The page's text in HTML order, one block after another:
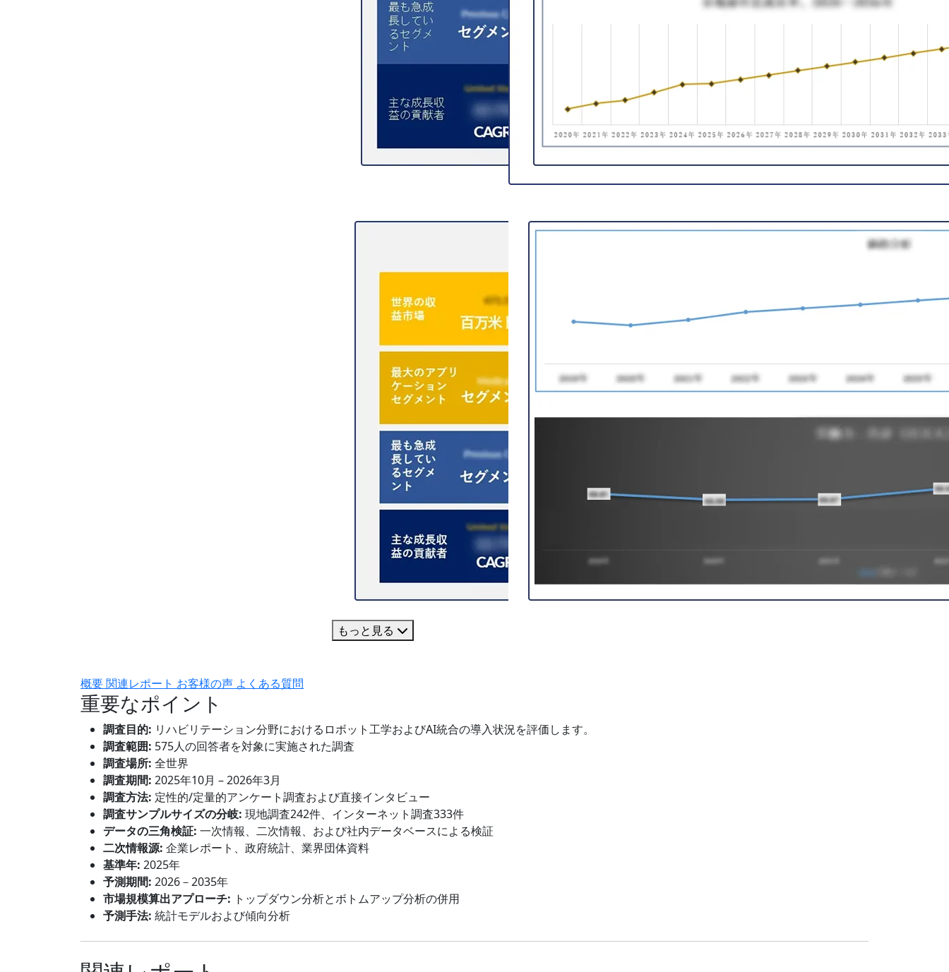
もっと見る
概要関連レポート お客様の声 よくある質問
重要なポイント
調査目的: リハビリテーション分野におけるロボット工学およびAI統合の導入状況を評価します。
調査範囲: 575人の回答者を対象に実施された調査
調査場所: 全世界
調査期間: 2025年10月 – 2026年3月
調査方法: 定性的/定量的アンケート調査および直接インタビュー
調査サンプルサイズの分岐: 現地調査242件、インターネット調査333件
データの三角検証: 一次情報、二次情報、および社内データベースによる検証
二次情報源: 企業レポート、政府統計、業界団体資料
基準年: 2025年
予測期間: 2026－2035年
市場規模算出アプローチ: トップダウン分析とボトムアップ分析の併用
予測手法: 統計モデルおよび傾向分析